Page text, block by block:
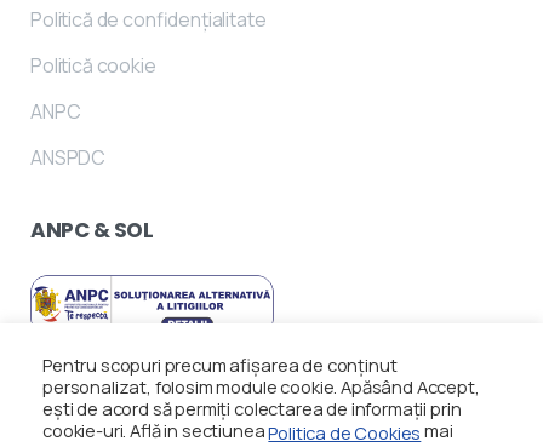
Politică de confidențialitate
Politică cookie
ANPC
ANSPDC
ANPC & SOL
Pentru scopuri precum afișarea de conținut
personalizat, folosim module cookie. Apăsând Accept,
ești de acord să permiți colectarea de informații prin
cookie-uri. Află in sectiuneaPolitica de Cookies mai